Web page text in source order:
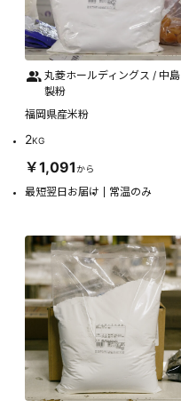
丸菱ホールディングス / 中島
製粉
福岡県産米粉
2KG
￥1,091から
最短翌日お届け 常温のみ